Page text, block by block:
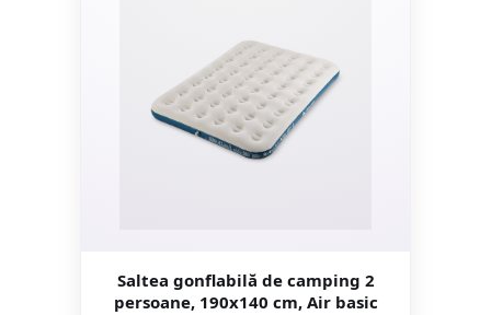
Saltea gonflabilă de camping 2
persoane, 190x140 cm, Air basic